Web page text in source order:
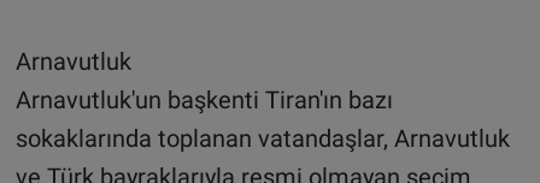
Arnavutluk
Arnavutluk'un başkenti Tiran'ın bazı
sokaklarında toplanan vatandaşlar, Arnavutluk
ve Türk bayraklarıyla resmi olmayan seçim